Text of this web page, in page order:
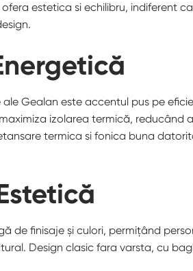
ofera estetica si echilibru, indiferent
Gealan este accentul pus pe
izolarea termică, reducând
termica si fonica buna
de finisaje și culori, permițând
Design clasic fara varsta, cu